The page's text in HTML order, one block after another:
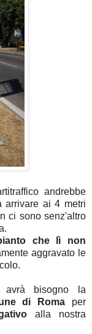
andrebbe
arrivare ai 4 metri
ci sono senz'altro
che lì non
aggravato le
bisogno la
di Roma per
alla nostra